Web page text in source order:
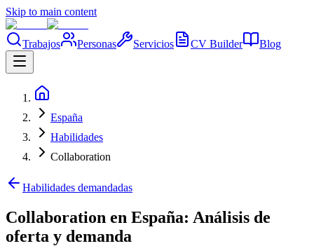
Skip to main content
Trabajos Personas Servicios CV Builder Blog
España
Habilidades
Collaboration
Habilidades demandadas
Collaboration en España: Análisis de
oferta y demanda